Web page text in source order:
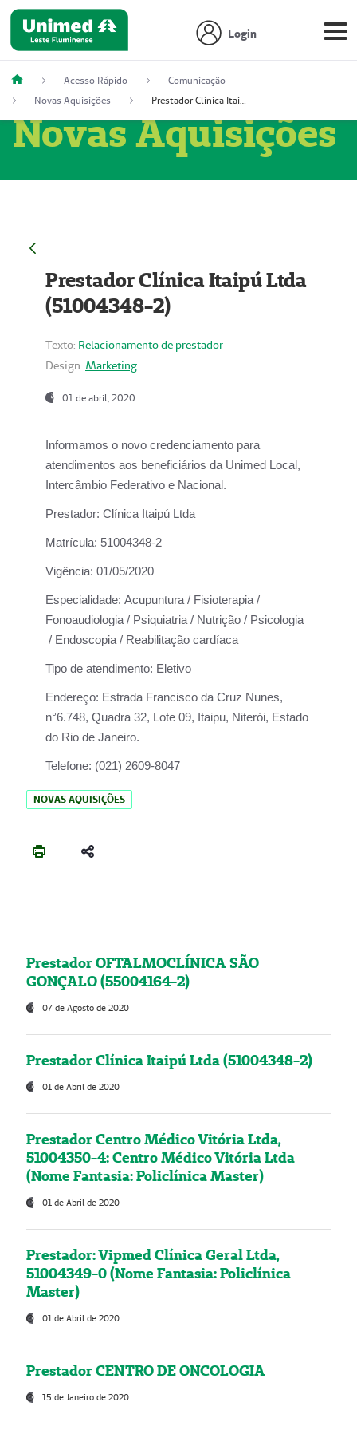
Login
Acesso Rápido
Comunicação
Novas Aquisições
Prestador Clínica Itaipú Ltda (51004348-2)
Novas Aquisições
Prestador Clínica Itaipú Ltda
(51004348-2)
Texto: Relacionamento de prestador
Design: Marketing
01 de abril, 2020
Informamos o novo credenciamento para
atendimentos aos beneficiários da Unimed Local,
Intercâmbio Federativo e Nacional.
Prestador: Clínica Itaipú Ltda
Matrícula: 51004348-2
Vigência: 01/05/2020
Especialidade: Acupuntura / Fisioterapia /
Fonoaudiologia / Psiquiatria / Nutrição / Psicologia
/ Endoscopia / Reabilitação cardíaca
Tipo de atendimento: Eletivo
Endereço: Estrada Francisco da Cruz Nunes,
n°6.748, Quadra 32, Lote 09, Itaipu, Niterói, Estado
do Rio de Janeiro.
Telefone: (021) 2609-8047
NOVAS AQUISIÇÕES
Prestador OFTALMOCLÍNICA SÃO
GONÇALO (55004164-2)
07 de Agosto de 2020
Prestador Clínica Itaipú Ltda (51004348-2)
01 de Abril de 2020
Prestador Centro Médico Vitória Ltda,
51004350-4: Centro Médico Vitória Ltda
(Nome Fantasia: Policlínica Master)
01 de Abril de 2020
Prestador: Vipmed Clínica Geral Ltda,
51004349-0 (Nome Fantasia: Policlínica
Master)
01 de Abril de 2020
Prestador CENTRO DE ONCOLOGIA
15 de Janeiro de 2020